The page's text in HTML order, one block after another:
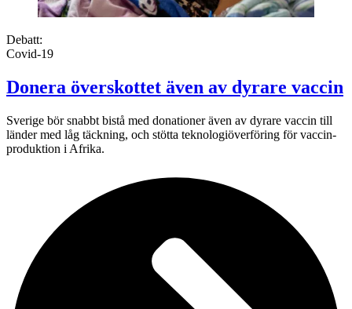
Debatt:
Covid-19
Donera överskottet även av dyrare vaccin
Sverige bör snabbt bistå med donationer även av dyrare vaccin till
länder med låg täckning, och stötta teknologi­överföring för vaccin­
produktion i Afrika.